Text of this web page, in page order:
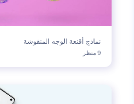
نماذج أقنعة الوجه المنقوشة
9 منظر